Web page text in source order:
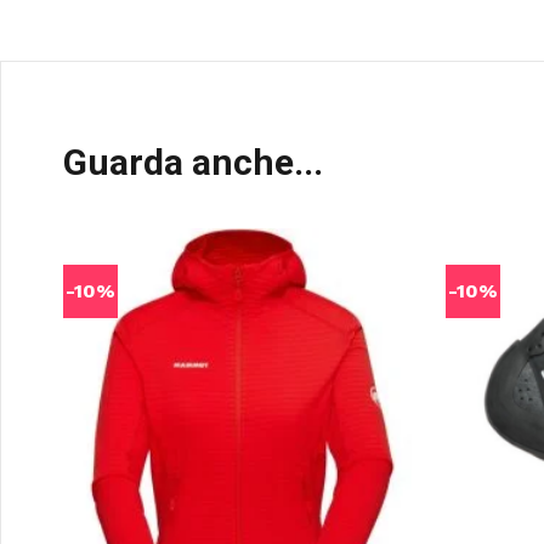
Guarda anche...
-10% -10%